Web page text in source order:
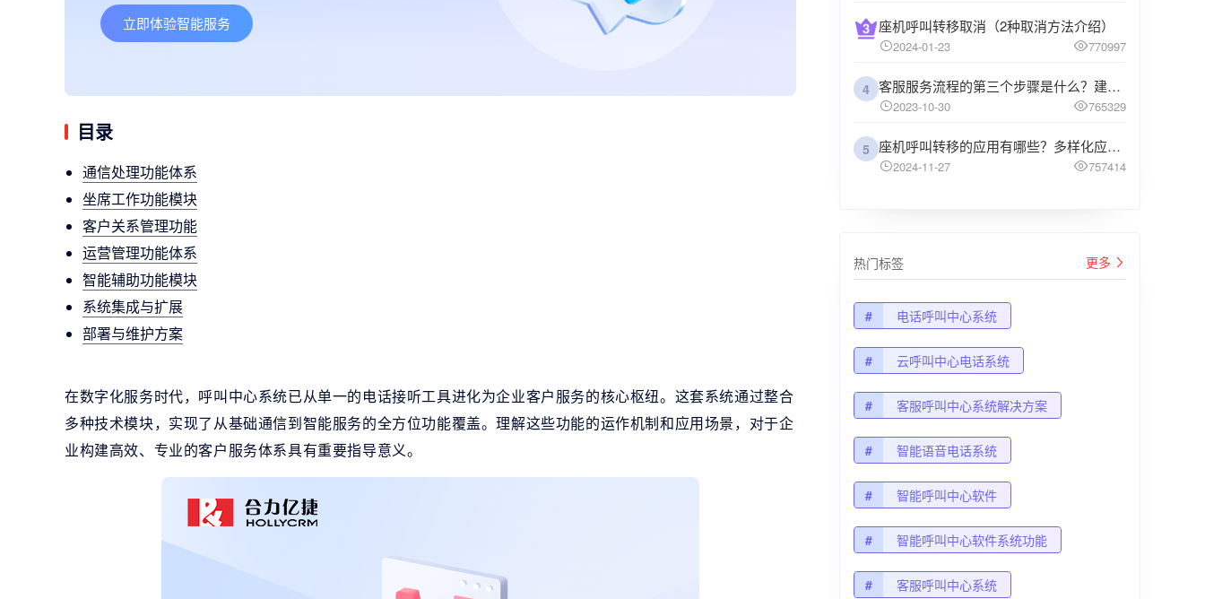
立即体验智能服务
目录
通信处理功能体系
坐席工作功能模块
客户关系管理功能
运营管理功能体系
智能辅助功能模块
系统集成与扩展
部署与维护方案
在数字化服务时代，呼叫中心系统已从单一的电话接听工具进化为企业客户服务的核心枢纽。这套系统通过整合
多种技术模块，实现了从基础通信到智能服务的全方位功能覆盖。理解这些功能的运作机制和应用场景，对于企
业构建高效、专业的客户服务体系具有重要指导意义。
座机呼叫转移取消（2种取消方法介绍）
2024-01-23 770997
4 客服服务流程的第三个步骤是什么？建议企业阅读
2023-10-30 765329
5 座机呼叫转移的应用有哪些？多样化应用场景解析
2024-11-27 757414
热门标签 更多
# 电话呼叫中心系统
# 云呼叫中心电话系统
# 客服呼叫中心系统解决方案
# 智能语音电话系统
# 智能呼叫中心软件
# 智能呼叫中心软件系统功能
# 客服呼叫中心系统